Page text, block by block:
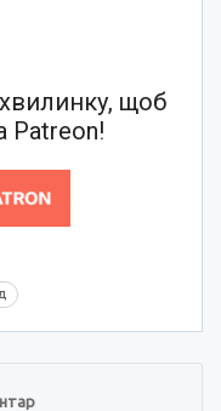
щоб
Patreon!